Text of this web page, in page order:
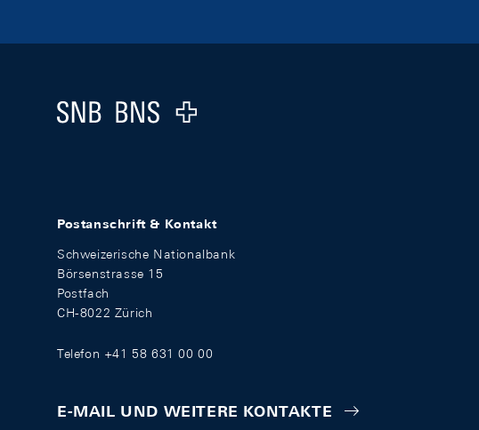
Logo
Postanschrift & Kontakt
Schweizerische Nationalbank
Börsenstrasse 15
Postfach
CH-8022 Zürich
Telefon +41 58 631 00 00
E-MAIL UND WEITERE KONTAKTE